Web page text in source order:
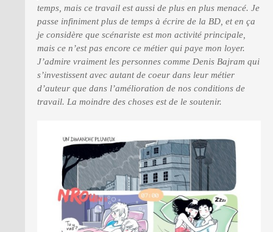
temps, mais ce travail est aussi de plus en plus menacé. Je
passe infiniment plus de temps à écrire de la BD, et en ça
je considère que scénariste est mon activité principale,
mais ce n’est pas encore ce métier qui paye mon loyer.
J’admire vraiment les personnes comme Denis Bajram qui
s’investissent avec autant de coeur dans leur métier
d’auteur que dans l’amélioration de nos conditions de
travail. La moindre des choses est de le soutenir.